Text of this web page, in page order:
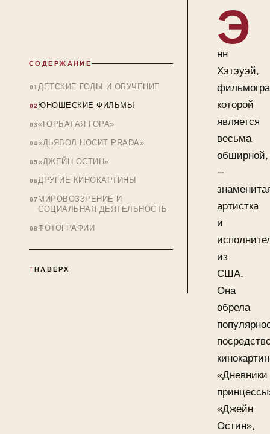
СОДЕРЖАНИЕ
ДЕТСКИЕ ГОДЫ И ОБУЧЕНИЕ
ЮНОШЕСКИЕ ФИЛЬМЫ
«ГОРБАТАЯ ГОРА»
«ДЬЯВОЛ НОСИТ PRADA»
«ДЖЕЙН ОСТИН»
ДРУГИЕ КИНОКАРТИНЫ
МИРОВОЗЗРЕНИЕ И
СОЦИАЛЬНАЯ ДЕЯТЕЛЬНОСТЬ
ФОТОГРАФИИ
НАВЕРХ
Э
нн
Хэтэуэй,
которой
является
весьма
обширной,
—
артистка
и
из
США.
Она
обрела
кинокартин
«Дневники
«Джейн
Остин»,